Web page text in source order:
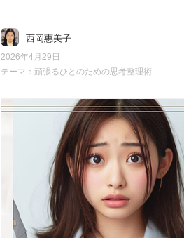
西岡惠美子
2026年4月29日
テーマ： 頑張るひとのための思考整理術